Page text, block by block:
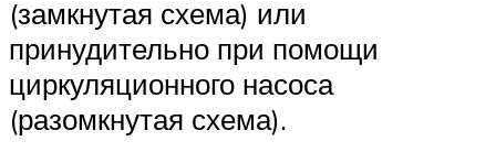
(замкнутая схема) или
принудительно при помощи
циркуляционного насоса
(разомкнутая схема).